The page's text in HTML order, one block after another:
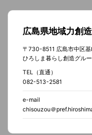
広島県地域力創
〒730-8511 広島市中区
ひろしま暮らし創造グル
TEL（直通）
082-513-2581
e-mail
chisouzou＠